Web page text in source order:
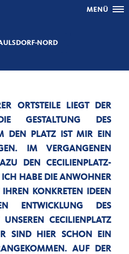
MENÜ
NORD
ORTSTEILE LIEGT DER
GESTALTUNG DES
DEN PLATZ IST MIR EIN
IM VERGANGENEN
DEN CECILIENPLATZ-
ICH HABE DIE ANWOHNER
KONKRETEN IDEEN
ENTWICKLUNG DES
CECILIENPLATZ
SIND HIER SCHON EIN
AUF DER